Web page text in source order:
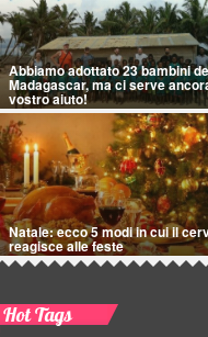
Abbiamo adottato 23 bambini
Madagascar, ma ci serve
vostro aiuto!
Natale: ecco 5 modi in cui il
reagisce alle feste
Hot Tags